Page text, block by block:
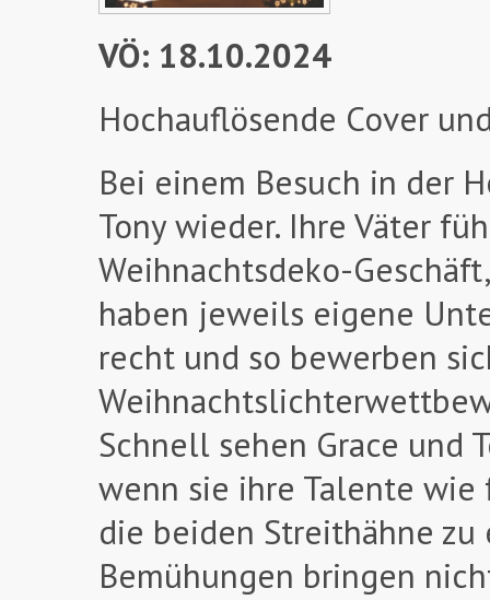
VÖ: 18.10.2024
Hochauflösende Cover
Bei einem Besuch in der
Tony wieder. Ihre Väter
Weihnachtsdeko-
haben jeweils eigene
recht und so bewerben
Schnell sehen Grace und
wenn sie ihre Talente wie
die beiden Streithähne
Bemühungen bringen